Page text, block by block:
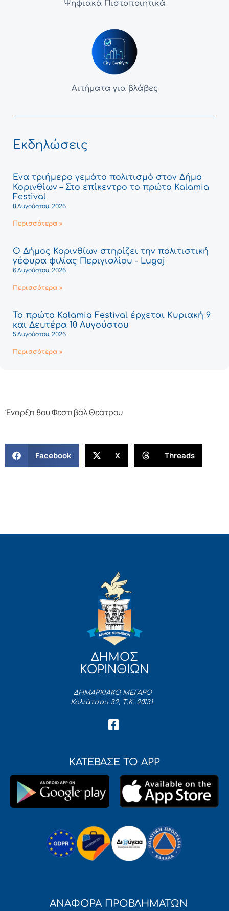
Ψηφιακά Πιστοποιητικά
Αιτήματα για βλάβες
Εκδηλώσεις
Ένα τριήμερο γεμάτο πολιτισμό στον Δήμο
Κορινθίων – Στο επίκεντρο το πρώτο Kalamia
Festival
8 Αυγούστου, 2026
Περισσότερα »
Ο Δήμος Κορινθίων στηρίζει την πολιτιστική
γέφυρα φιλίας Περιγιαλίου - Lugoj
6 Αυγούστου, 2026
Περισσότερα »
Το πρώτο Kalamia Festival έρχεται Κυριακή 9
και Δευτέρα 10 Αυγούστου
5 Αυγούστου, 2026
Περισσότερα »
Έναρξη 8ου Φεστιβάλ Θεάτρου
Facebook X Threads
ΔΗΜΟΣ
ΚΟΡΙΝΘΙΩΝ
ΔΗΜΑΡΧΙΑΚΟ ΜΕΓΑΡΟ
Κολιάτσου 32, Τ.Κ. 20131
ΚΑΤΕΒΑΣΕ ΤΟ APP
ΑΝΑΦΟΡΑ ΠΡΟΒΛΗΜΑΤΩΝ